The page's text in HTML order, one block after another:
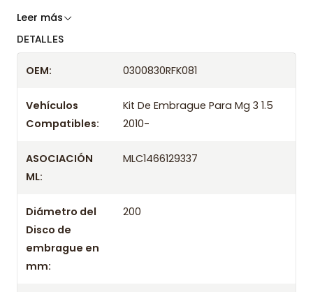
Somos especialistas en embragues desde 2019,
tienda previo correo de confirmación.
Leer más
DETALLES
OEM: 0300830RFK081
Vehículos
Compatibles:
Kit De Embrague Para Mg 3 1.5
2010-
ASOCIACIÓN
ML:
MLC1466129337
Diámetro del
Disco de
embrague en
mm:
200